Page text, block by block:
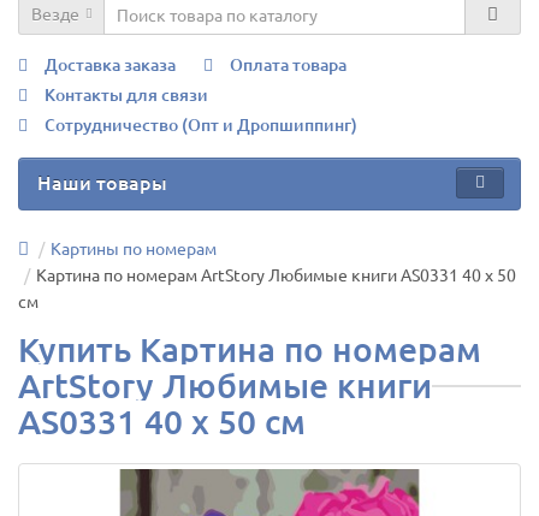
Везде
Доставка заказа
Оплата товара
Контакты для связи
Сотрудничество (Опт и Дропшиппинг)
Наши товары
Картины по номерам
Картина по номерам ArtStory Любимые книги AS0331 40 х 50
см
Купить Картина по номерам
ArtStory Любимые книги
AS0331 40 х 50 см